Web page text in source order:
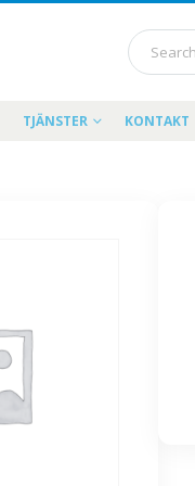
TJÄNSTER KONTAKT